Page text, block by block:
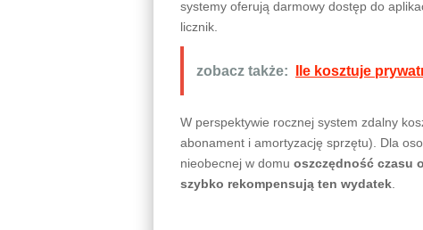
systemy oferują darmowy dostęp do
licznik.
zobacz także: Ile kosztuje
W perspektywie rocznej system zdalny
abonament i amortyzację sprzętu). Dla
nieobecnej w domu oszczędność czasu
szybko rekompensują ten wydatek